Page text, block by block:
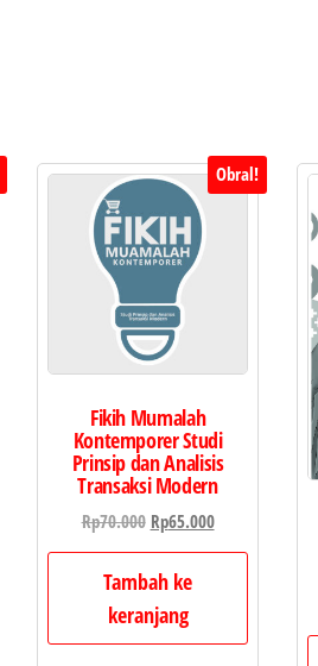
Obral!
Fikih Mumalah
Kontemporer Studi
Prinsip dan Analisis
Transaksi Modern
Rp70.000 Harga
aslinya
adalah:
Rp70.000.
Rp65.000Harga
saat
Tambah ke
keranjang